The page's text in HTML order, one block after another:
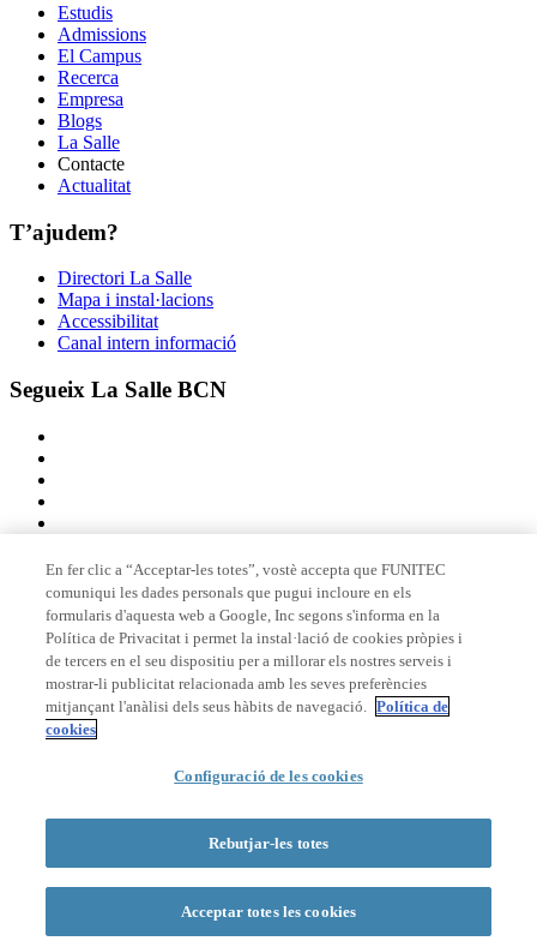
Estudis
Admissions
El Campus
Recerca
Empresa
Blogs
La Salle
Contacte
Actualitat
T’ajudem?
Directori La Salle
Mapa i instal·lacions
Accessibilitat
Canal intern informació
Segueix La Salle BCN
Membre de
Acreditacions
© 2026 La Salle Campus Barcelona - URL |Avís legal
Formulari de cerca
En fer clic a “Acceptar-les totes”, vostè accepta que FUNITEC
comuniqui les dades personals que pugui incloure en els
formularis d'aquesta web a Google, Inc segons s'informa en la
Política de Privacitat i permet la instal·lació de cookies pròpies i
de tercers en el seu dispositiu per a millorar els nostres serveis i
mostrar-li publicitat relacionada amb les seves preferències
mitjançant l'anàlisi dels seus hàbits de navegació. Política de
cookies
Configuració de les cookies
Rebutjar-les totes
Acceptar totes les cookies